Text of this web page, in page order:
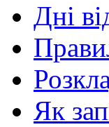
Дні
Як